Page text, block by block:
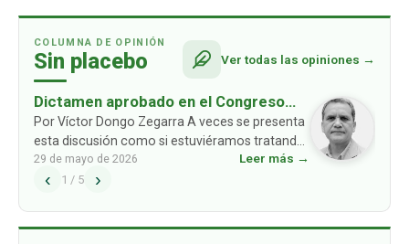
COLUMNA DE OPINIÓN
Sin placebo Ver todas las opiniones →
Dictamen aprobado en el Congreso
busca el regreso de cientos de
productos retirados del mercado
Por Víctor Dongo Zegarra A veces se presenta
esta discusión como si estuviéramos tratando
de impedir que algunos medicamentos
antiguos que aún están en el mercado
29 de mayo de 2026 Leer más →
‹ 1 / 5 ›